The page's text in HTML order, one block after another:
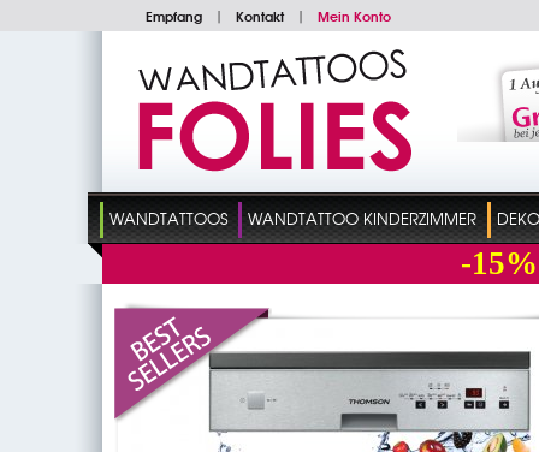
Empfang | Kontakt | Mein Konto
WANDTATTOOS WANDTATTOO KINDERZIMMER
-15%